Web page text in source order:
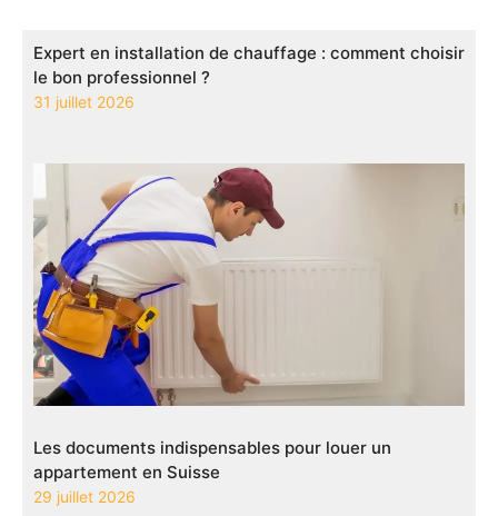
Expert en installation de chauffage : comment choisir
le bon professionnel ?
31 juillet 2026
Les documents indispensables pour louer un
appartement en Suisse
29 juillet 2026